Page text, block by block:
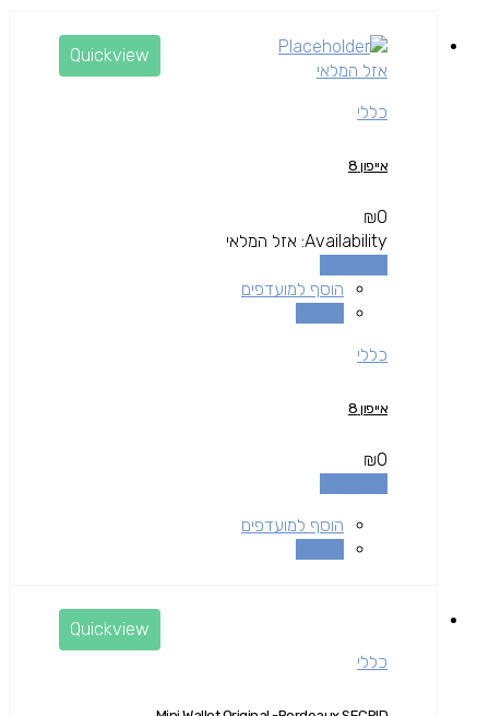
Quickview
אזל המלאי
כללי
אייפון 8
₪0
Availability: אזל המלאי
הוסף למועדפים
כללי
אייפון 8
₪0
הוסף למועדפים
Quickview
כללי